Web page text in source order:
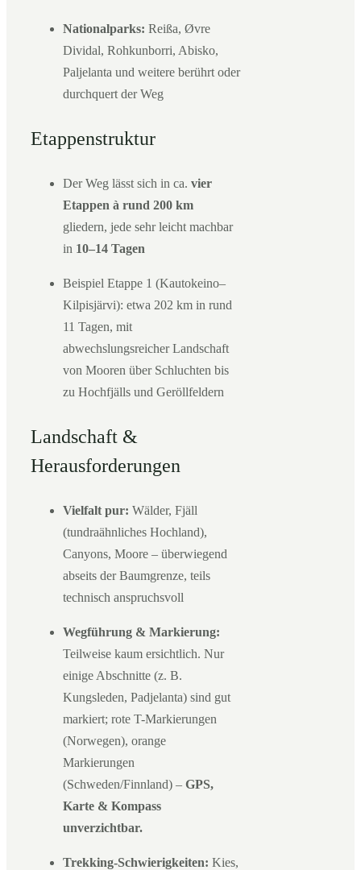
Nationalparks: Reißa, Øvre
Dividal, Rohkunborri, Abisko,
Paljelanta und weitere berührt oder
durchquert der Weg
Etappenstruktur
Der Weg lässt sich in ca. vier
Etappen à rund 200 km
gliedern, jede sehr leicht machbar
in 10–14 Tagen
Beispiel Etappe 1 (Kautokeino–
Kilpisjärvi): etwa 202 km in rund
11 Tagen, mit
abwechslungsreicher Landschaft
von Mooren über Schluchten bis
zu Hochfjälls und Geröllfeldern
Landschaft &
Herausforderungen
Vielfalt pur: Wälder, Fjäll
(tundraähnliches Hochland),
Canyons, Moore – überwiegend
abseits der Baumgrenze, teils
technisch anspruchsvoll
Wegführung & Markierung:
Teilweise kaum ersichtlich. Nur
einige Abschnitte (z. B.
Kungsleden, Padjelanta) sind gut
markiert; rote T-Markierungen
(Norwegen), orange
Markierungen
(Schweden/Finnland) – GPS,
Karte & Kompass
unverzichtbar.
Trekking-Schwierigkeiten: Kies,